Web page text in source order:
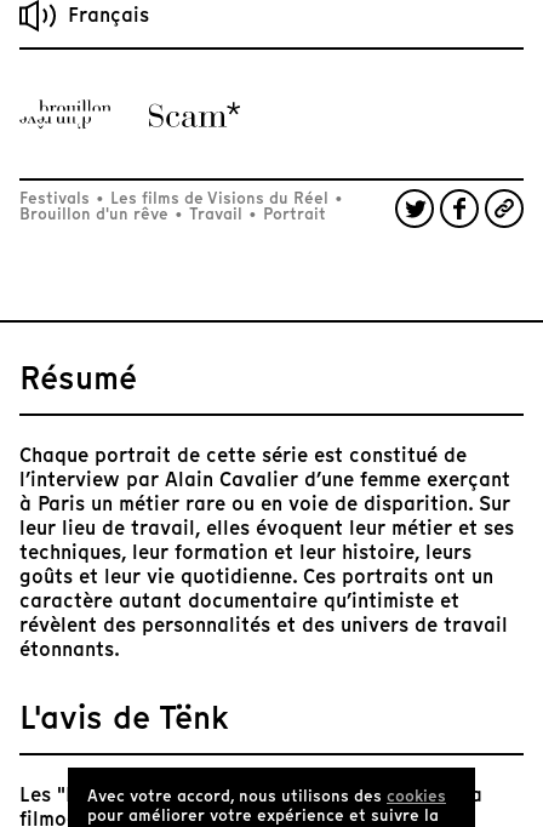
Français
Festivals • Les films de Visions du Réel •
Brouillon d'un rêve • Travail • Portrait
Résumé
Chaque portrait de cette série est constitué de
l’interview par Alain Cavalier d’une femme exerçant
à Paris un métier rare ou en voie de disparition. Sur
leur lieu de travail, elles évoquent leur métier et ses
techniques, leur formation et leur histoire, leurs
goûts et leur vie quotidienne. Ces portraits ont un
caractère autant documentaire qu’intimiste et
révèlent des personnalités et des univers de travail
étonnants.
L'avis de Tënk
Les "Portraits" sont une œuvre charnière dans la
filmographie de Cavalier et marquent la
Avec votre accord, nous utilisons des cookies
pour améliorer votre expérience et suivre la